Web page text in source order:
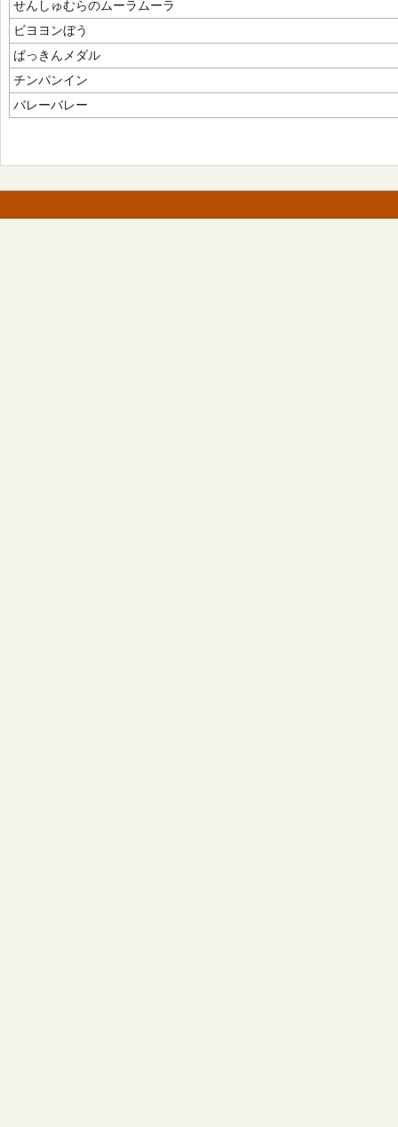
せんしゅむらのムーラムーラ
ビヨヨンぼう
ばっきんメダル
チンパンイン
バレーバレー